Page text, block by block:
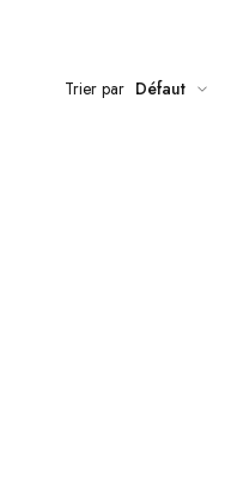
Trier par Défaut